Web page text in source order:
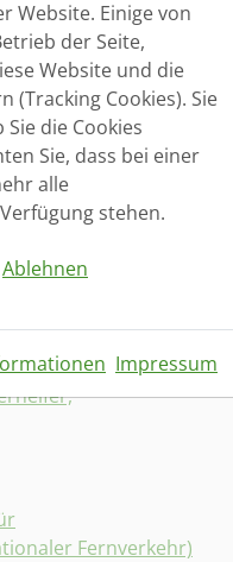
, Tief- und
Metallbauer
(je m/w/d)
Fernverkehr)
Website. Einige von
der Seite,
Website und die
(Tracking Cookies). Sie
die Cookies
Sie, dass bei einer
alle
stehen.
Ablehnen
Impressum